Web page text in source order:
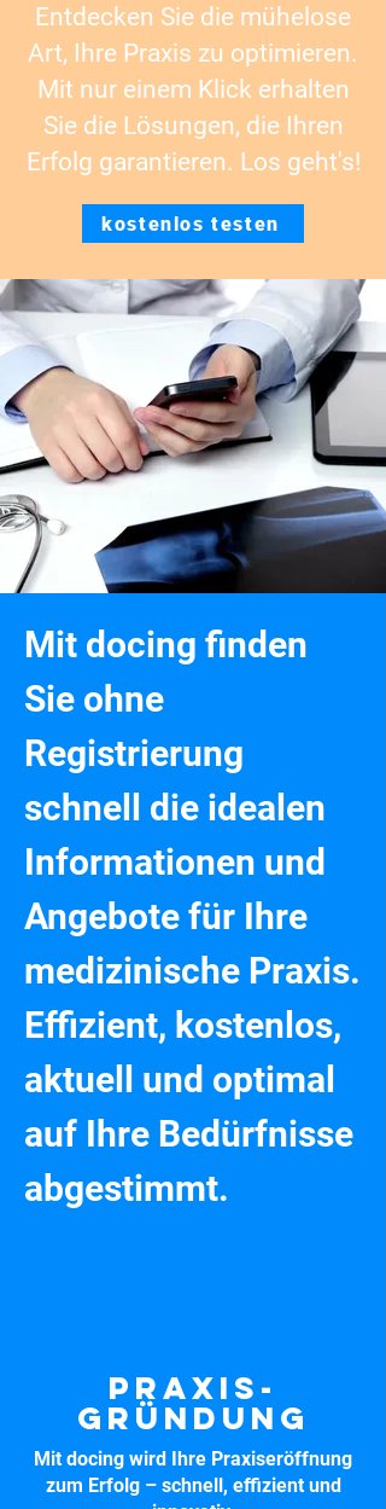
Entdecken Sie die mühelose
Art, Ihre Praxis zu optimieren.
Mit nur einem Klick erhalten
Sie die Lösungen, die Ihren
Erfolg garantieren. Los geht's!
kostenlos testen
Mit docing finden
Sie ohne
Registrierung
schnell die idealen
Informationen und
Angebote für Ihre
medizinische Praxis.
Effizient, kostenlos,
aktuell und optimal
auf Ihre Bedürfnisse
abgestimmt.
Praxis-
gründung
Mit docing wird Ihre Praxiseröffnung
zum Erfolg – schnell, effizient und